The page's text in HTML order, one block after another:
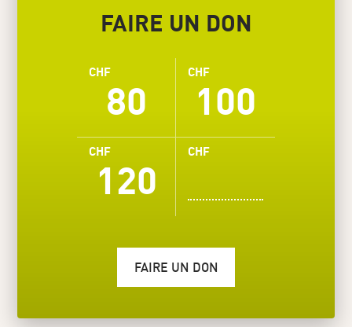
FAIRE UN DON
CHF
80
CHF
100
CHF
120
CHF
FAIRE UN DON